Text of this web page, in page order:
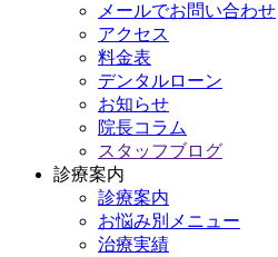
メールでお問い合わせ
アクセス
料金表
デンタルローン
お知らせ
院長コラム
スタッフブログ
診療案内
診療案内
お悩み別メニュー
治療実績